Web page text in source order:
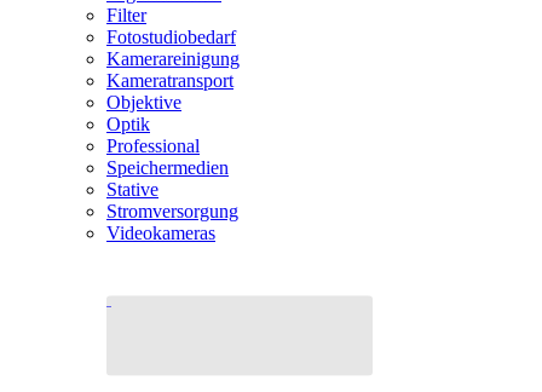
Filter
Fotostudiobedarf
Kamerareinigung
Kameratransport
Objektive
Optik
Professional
Speichermedien
Stative
Stromversorgung
Videokameras